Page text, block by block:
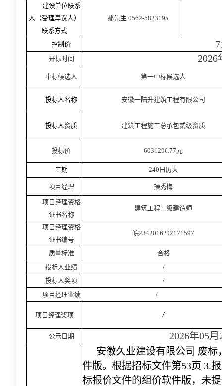
建设单位联系
人（受理异议人）
联系方式
郝先生 0562-5823195
控制价
开标时间 2026
中标候选人 第一中标候选人
投标人名称 安徽一陆升建筑工程有限公司
投标人资质 建筑工程施工总承包贰级资质
投标价 6031296.77元
工期 240日历天
项目经理 操秀梅
项目经理资格
证书名称
建筑工程二级建造师
项目经理资格
证书编号
皖2342016202171597
质量标准
合格
投标人业绩
/
投标人奖项
/
项目经理业绩
/
项目经理奖项 /
公示日期 2026年05月
安徽久业建设有限公司 废标
件版。根据招标文件第53页 3.
标报价文件的组价软件版，未